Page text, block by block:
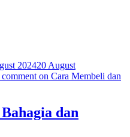
202420 August
on Cara Membeli dan
dan